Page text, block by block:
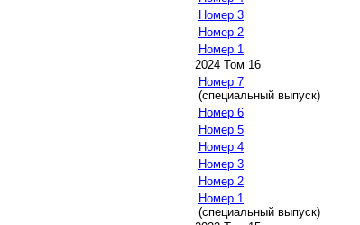
Номер 3
Номер 2
Номер 1
2024 Том 16
Номер 7
(специальный выпуск)
Номер 6
Номер 5
Номер 4
Номер 3
Номер 2
Номер 1
(специальный выпуск)